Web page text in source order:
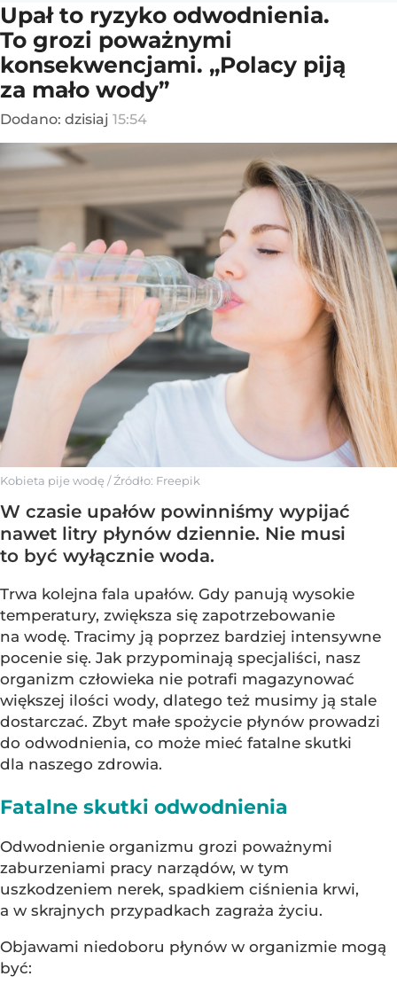
Upał to ryzyko odwodnienia.
To grozi poważnymi
konsekwencjami. „Polacy piją
za mało wody”
Dodano: dzisiaj 15:54
Kobieta pije wodę / Źródło: Freepik
W czasie upałów powinniśmy wypijać
nawet litry płynów dziennie. Nie musi
to być wyłącznie woda.
Trwa kolejna fala upałów. Gdy panują wysokie
temperatury, zwiększa się zapotrzebowanie
na wodę. Tracimy ją poprzez bardziej intensywne
pocenie się. Jak przypominają specjaliści, nasz
organizm człowieka nie potrafi magazynować
większej ilości wody, dlatego też musimy ją stale
dostarczać. Zbyt małe spożycie płynów prowadzi
do odwodnienia, co może mieć fatalne skutki
dla naszego zdrowia.
Fatalne skutki odwodnienia
Odwodnienie organizmu grozi poważnymi
zaburzeniami pracy narządów, w tym
uszkodzeniem nerek, spadkiem ciśnienia krwi,
a w skrajnych przypadkach zagraża życiu.
Objawami niedoboru płynów w organizmie mogą
być: